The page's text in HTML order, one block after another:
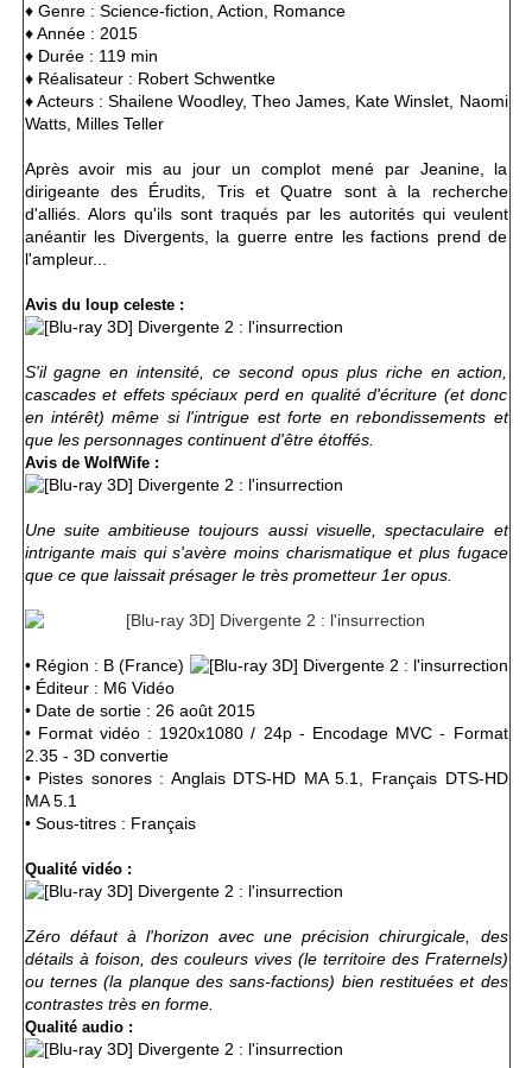
♦ Genre : Science-fiction, Action, Romance
♦ Année : 2015
♦ Durée : 119 min
♦ Réalisateur : Robert Schwentke
♦ Acteurs : Shailene Woodley, Theo James, Kate Winslet, Naomi
Watts, Milles Teller
Après avoir mis au jour un complot mené par Jeanine, la
dirigeante des Érudits, Tris et Quatre sont à la recherche
d'alliés. Alors qu'ils sont traqués par les autorités qui veulent
anéantir les Divergents, la guerre entre les factions prend de
l'ampleur...
Avis du loup celeste :
S'il gagne en intensité, ce second opus plus riche en action,
cascades et effets spéciaux perd en qualité d'écriture (et donc
en intérêt) même si l'intrigue est forte en rebondissements et
que les personnages continuent d'être étoffés.
Avis de WolfWife :
Une suite ambitieuse toujours aussi visuelle, spectaculaire et
intrigante mais qui s'avère moins charismatique et plus fugace
que ce que laissait présager le très prometteur 1er opus.
• Région : B (France)
• Éditeur : M6 Vidéo
• Date de sortie : 26 août 2015
• Format vidéo : 1920x1080 / 24p - Encodage MVC - Format
2.35 - 3D convertie
• Pistes sonores : Anglais DTS-HD MA 5.1, Français DTS-HD
MA 5.1
• Sous-titres : Français
Qualité vidéo :
Zéro défaut à l'horizon avec une précision chirurgicale, des
détails à foison, des couleurs vives (le territoire des Fraternels)
ou ternes (la planque des sans-factions) bien restituées et des
contrastes très en forme.
Qualité audio :